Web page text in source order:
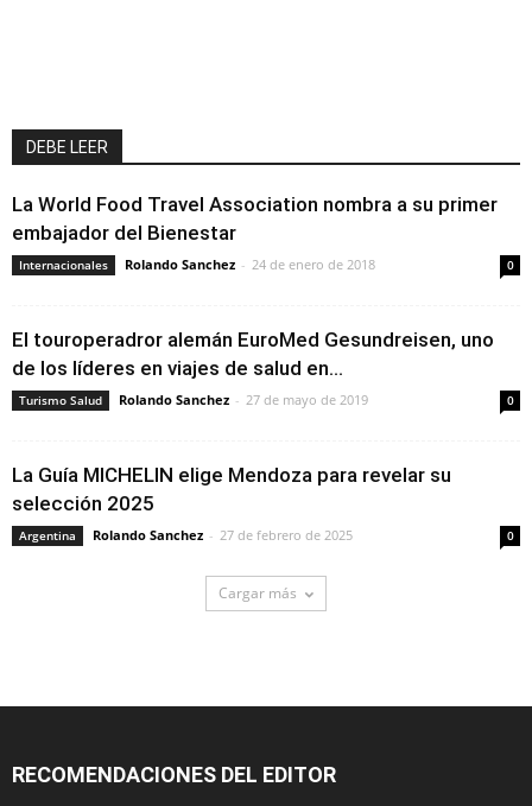
DEBE LEER
La World Food Travel Association nombra a su primer
embajador del Bienestar
Internacionales Rolando Sanchez - 24 de enero de 2018 0
El touroperadror alemán EuroMed Gesundreisen, uno
de los líderes en viajes de salud en...
Turismo Salud Rolando Sanchez - 27 de mayo de 2019 0
La Guía MICHELIN elige Mendoza para revelar su
selección 2025
Argentina Rolando Sanchez - 27 de febrero de 2025 0
Cargar más
RECOMENDACIONES DEL EDITOR